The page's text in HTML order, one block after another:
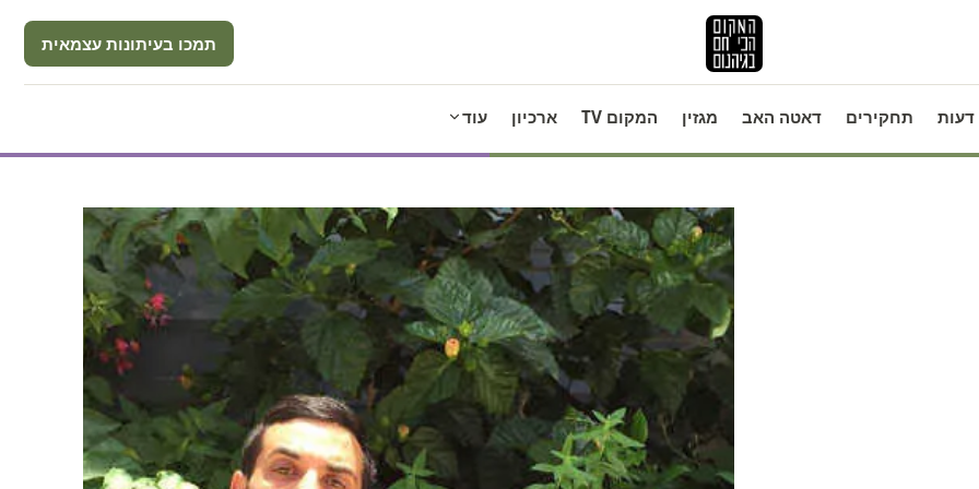
תמכו בעיתונות עצמאית
דעות תחקירים דאטה האב מגזין המקום TV ארכיון עוד